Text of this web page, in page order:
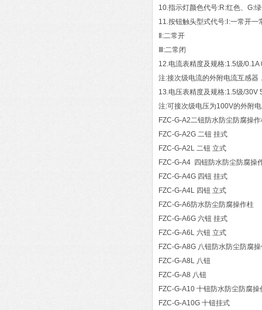
10.指示灯颜色代号:R:红色、G:
11.按钮触头型式代号:Ⅰ:一常开一
Ⅱ:二常开
Ⅲ:二常闭
12.电流表精度及规格:1.5级/0.1A
注:接次级电流的外附电流互感
13.电压表精度及规格:1.5级/
注:可接次级电压为100V的外附
FZC-G-A2二钮防水防尘防腐操
FZC-G-A2G 二钮 挂式
FZC-G-A2L 二钮 立式
FZC-G-A4 四钮防水防尘防腐操
FZC-G-A4G 四钮 挂式
FZC-G-A4L 四钮 立式
FZC-G-A6防水防尘防腐操作柱
FZC-G-A6G 六钮 挂式
FZC-G-A6L 六钮 立式
FZC-G-A8G 八钮防水防尘防腐
FZC-G-A8L 八钮
FZC-G-A8 八钮
FZC-G-A10 十钮防水防尘防腐操
FZC-G-A10G 十钮挂式